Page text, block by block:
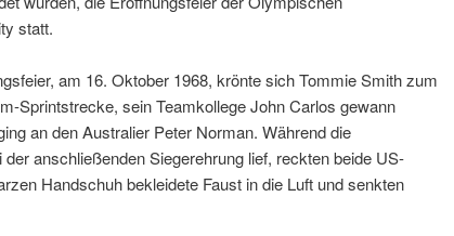
statt.
am 16. Oktober 1968, krönte sich Tommie Smith zum
Sprintstrecke, sein Teamkollege John Carlos gewann
an den Australier Peter Norman. Während die
anschließenden Siegerehrung lief, reckten beide US-
Handschuh bekleidete Faust in die Luft und senkten